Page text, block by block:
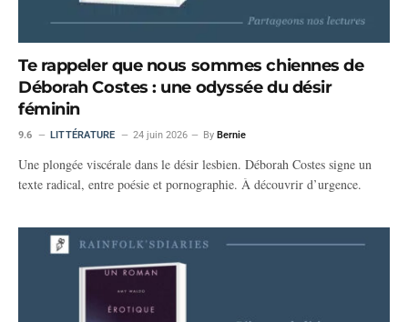
Te rappeler que nous sommes chiennes de
Déborah Costes : une odyssée du désir
féminin
9.6 LITTÉRATURE 24 juin 2026 By Bernie
Une plongée viscérale dans le désir lesbien. Déborah Costes signe un
texte radical, entre poésie et pornographie. À découvrir d’urgence.